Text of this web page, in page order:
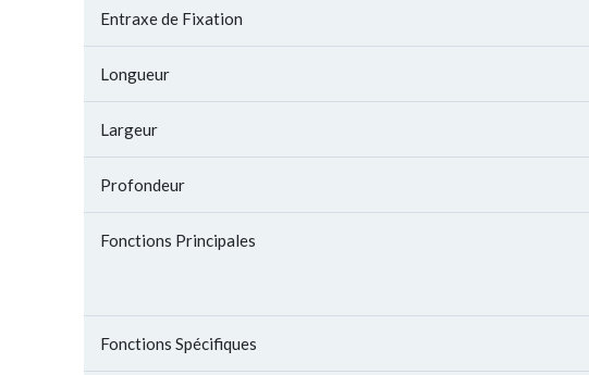
Entraxe de Fixation
Longueur
Largeur
Profondeur
Fonctions Principales
Fonctions Spécifiques